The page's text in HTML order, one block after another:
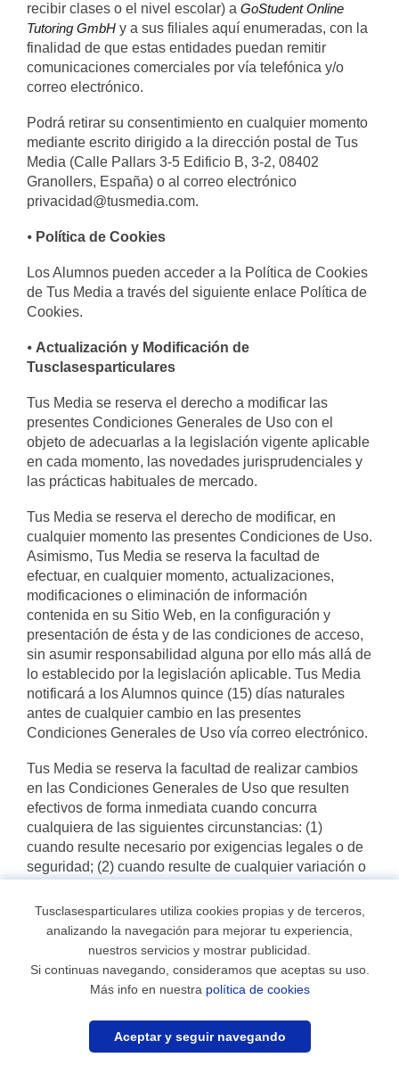
recibir clases o el nivel escolar) a GoStudent Online
Tutoring GmbH y a sus filiales aquí enumeradas, con la
finalidad de que estas entidades puedan remitir
comunicaciones comerciales por vía telefónica y/o
correo electrónico.
Podrá retirar su consentimiento en cualquier momento
mediante escrito dirigido a la dirección postal de Tus
Media (Calle Pallars 3-5 Edificio B, 3-2, 08402
Granollers, España) o al correo electrónico
privacidad@tusmedia.com.
⦁ Política de Cookies
Los Alumnos pueden acceder a la Política de Cookies
de Tus Media a través del siguiente enlace Política de
Cookies.
⦁ Actualización y Modificación de
Tusclasesparticulares
Tus Media se reserva el derecho a modificar las
presentes Condiciones Generales de Uso con el
objeto de adecuarlas a la legislación vigente aplicable
en cada momento, las novedades jurisprudenciales y
las prácticas habituales de mercado.
Tus Media se reserva el derecho de modificar, en
cualquier momento las presentes Condiciones de Uso.
Asimismo, Tus Media se reserva la facultad de
efectuar, en cualquier momento, actualizaciones,
modificaciones o eliminación de información
contenida en su Sitio Web, en la configuración y
presentación de ésta y de las condiciones de acceso,
sin asumir responsabilidad alguna por ello más allá de
lo establecido por la legislación aplicable. Tus Media
notificará a los Alumnos quince (15) días naturales
antes de cualquier cambio en las presentes
Condiciones Generales de Uso vía correo electrónico.
Tus Media se reserva la facultad de realizar cambios
en las Condiciones Generales de Uso que resulten
efectivos de forma inmediata cuando concurra
cualquiera de las siguientes circunstancias: (1)
cuando resulte necesario por exigencias legales o de
seguridad; (2) cuando resulte de cualquier variación o
Web, en el propio servicio o, en su caso, en los
servicios auxiliares; (3) cuando el cambio corresponda
a la eliminación o modificación de elementos que a
criterio de Tus Media no permitan preservar la
seguridad o resulten ilícitos, ofensivos, inapropiados o
hacer frente a un peligro imprevisto e inminente
relacionado con la defensa de los servicios de
Tusclasesparticulares utiliza cookies propias y de terceros,
analizando la navegación para mejorar tu experiencia,
nuestros servicios y mostrar publicidad.
Si continuas navegando, consideramos que aceptas su uso.
Más info en nuestra política de cookies
Aceptar y seguir navegando